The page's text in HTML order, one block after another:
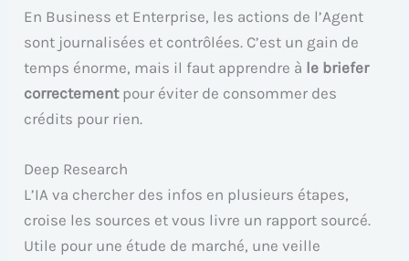
En Business et Enterprise, les actions de l’Agent
sont journalisées et contrôlées. C’est un gain de
temps énorme, mais il faut apprendre à le briefer
correctementpour éviter de consommer des
crédits pour rien.
Deep Research
L’IA va chercher des infos en plusieurs étapes,
croise les sources et vous livre un rapport sourcé.
Utile pour une étude de marché, une veille